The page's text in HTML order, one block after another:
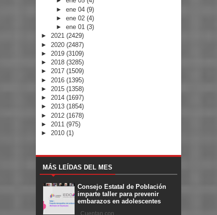
►ene 04(9)
►ene 02(4)
►ene 01(3)
► 2021 (2429)
► 2020 (2487)
► 2019 (3109)
► 2018 (3285)
► 2017 (1509)
► 2016 (1395)
► 2015 (1358)
► 2014 (1697)
► 2013 (1854)
► 2012 (1678)
► 2011 (975)
► 2010 (1)
MÁS LEÍDAS DEL MES
Consejo Estatal de Población
imparte taller para prevenir
embarazos en adolescentes